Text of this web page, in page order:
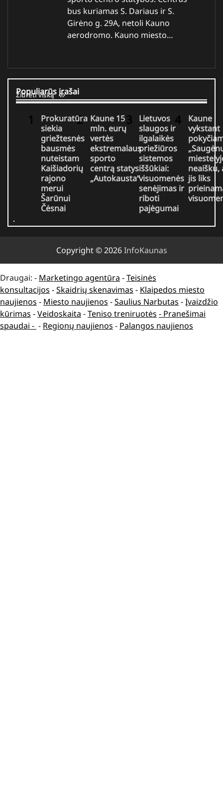
bus kuriamas S. Dariaus ir S.
Girėno g. 29A, netoli Kauno
aerodromo. Kauno miesto…
Populiarūs įrašai
Žiūrėti viską
Prokuratūra
siekia
griežtesnės
bausmės
nuteistam
Kaišiadorių
rajono
merui
Šarūnui
Čėsnai
Kaune 15
mln. eurų
vertės
ekstremalaus
sporto
centrą statys
„Autokausta“
Lietuvos
slaugos ir
ilgalaikės
priežiūros
sistemos
iššūkiai:
visuomenės
senėjimas ir
riboti
pajėgumai
Kaune
vykstant
neaišku,
jis liks
Copyright © 2026InfoKaunas
Draugai: - Marketingo agentūra -Teisinės
konsultacijos -Skaidrių skenavimas - Klaipedos miesto
naujienos - Miesto naujienos -Saulius Narbutas -Įvaizdžio
kūrimas -Veidoskaita -Teniso treniruotės - Pranešimai
spaudai - - Regionų naujienos - Palangos naujienos